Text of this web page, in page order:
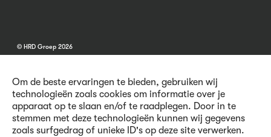
Om de beste ervaringen te bieden, gebruiken wij
technologieën zoals cookies om informatie over je
apparaat op te slaan en/of te raadplegen. Door in te
stemmen met deze technologieën kunnen wij gegevens
zoals surfgedrag of unieke ID's op deze site verwerken.
© HRD Groep 2026
Algemene informatie